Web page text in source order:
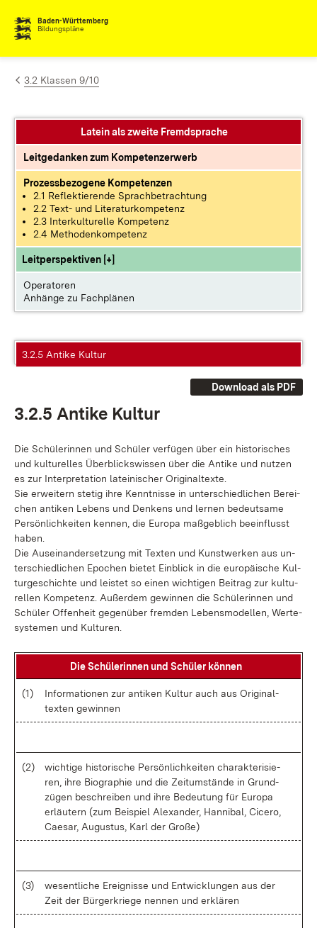
Zum Inhalt springen
Baden-Württemberg
Bildungspläne
3.2 Klassen 9/10
Latein als zweite Fremdsprache
Leitgedanken zum Kompetenzerwerb
Prozessbezogene Kompetenzen
2.1 Reflektierende Sprachbetrachtung
2.2 Text- und Literaturkompetenz
2.3 Interkulturelle Kompetenz
2.4 Methodenkompetenz
Leitperspektiven [+]
Operatoren
Anhänge zu Fachplänen
3.2.5 Antike Kultur
Download als PDF
3.2.5 An­ti­ke Kul­tur
Die Schü­le­rin­nen und Schü­ler ver­fü­gen über ein his­to­ri­sches
und kul­tu­rel­les Über­blicks­wis­sen über die An­ti­ke und nut­zen
es zur In­ter­pre­ta­ti­on la­tei­ni­scher Ori­gi­nal­tex­te.
Sie er­wei­tern ste­tig ih­re Kennt­nis­se in un­ter­schied­li­chen Be­rei­
chen an­ti­ken Le­bens und Den­kens und ler­nen be­deut­sa­me
Per­sön­lich­kei­ten ken­nen, die Eu­ro­pa maß­geb­lich be­ein­flusst
ha­ben.
Die Aus­ein­an­der­set­zung mit Tex­ten und Kunst­wer­ken aus un­
ter­schied­li­chen Epo­chen bie­tet Ein­blick in die eu­ro­päi­sche Kul­
tur­ge­schich­te und leis­tet so ei­nen wich­ti­gen Bei­trag zur kul­tu­
rel­len Kom­pe­tenz. Au­ßer­dem ge­win­nen die Schü­le­rin­nen und
Schü­ler Of­fen­heit ge­gen­über frem­den Le­bens­mo­del­len, Wer­te­
sys­te­men und Kul­tu­ren.
Die Schü­le­rin­nen und Schü­ler kön­nen
(1)
In­for­ma­tio­nen zur an­ti­ken Kul­tur auch aus Ori­gi­nal­
tex­ten ge­win­nen
(2)
wich­ti­ge his­to­ri­sche Per­sön­lich­kei­ten cha­rak­te­ri­sie­
ren, ih­re Bio­gra­phie und die Zeit­um­stän­de in Grund­
zü­gen be­schrei­ben und ih­re Be­deu­tung für Eu­ro­pa
er­läu­tern (zum Bei­spiel Alex­an­der, Han­ni­bal, Ci­ce­ro,
Cae­sar, Au­gus­tus, Karl der Gro­ße)
(3)
we­sent­li­che Er­eig­nis­se und Ent­wick­lun­gen aus der
Zeit der Bür­ger­krie­ge nen­nen und er­klä­ren